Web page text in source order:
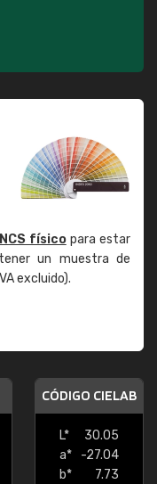
físicopara estar
un muestra de
excluido).
CÓDIGO CIELAB
L*
30.05
a*
-27.04
b*
7.73